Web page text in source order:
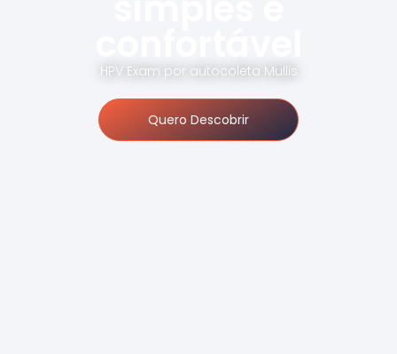
HPV Exam por autocoleta Mullis
Quero Descobrir